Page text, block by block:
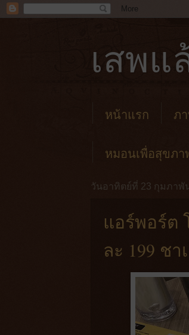
เสพแ
หน้าแรก ภ
หมอนเพื่อสุขภา
วันอาทิตย์ที่ 23 กุมภาพั
แอร์พอร์ต
ละ 199 ชา